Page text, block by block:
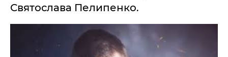
Святослава Пелипенко.